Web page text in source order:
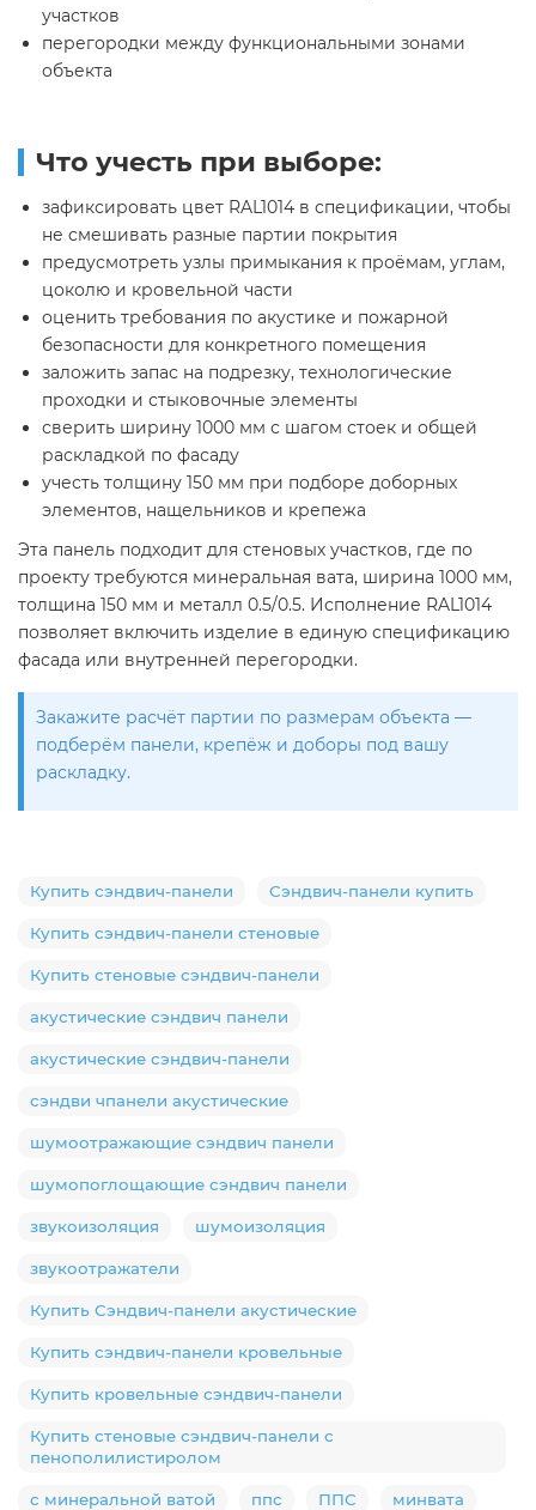
участков
перегородки между функциональными зонами
объекта
Что учесть при выборе:
зафиксировать цвет RAL1014 в спецификации, чтобы
не смешивать разные партии покрытия
предусмотреть узлы примыкания к проёмам, углам,
цоколю и кровельной части
оценить требования по акустике и пожарной
безопасности для конкретного помещения
заложить запас на подрезку, технологические
проходки и стыковочные элементы
сверить ширину 1000 мм с шагом стоек и общей
раскладкой по фасаду
учесть толщину 150 мм при подборе доборных
элементов, нащельников и крепежа
Эта панель подходит для стеновых участков, где по
проекту требуются минеральная вата, ширина 1000 мм,
толщина 150 мм и металл 0.5/0.5. Исполнение RAL1014
позволяет включить изделие в единую спецификацию
фасада или внутренней перегородки.
Закажите расчёт партии по размерам объекта —
подберём панели, крепёж и доборы под вашу
раскладку.
Купить сэндвич-панели Сэндвич-панели купить
Купить сэндвич-панели стеновые
Купить стеновые сэндвич-панели
акустические сэндвич панели
акустические сэндвич-панели
сэндви чпанели акустические
шумоотражающие сэндвич панели
шумопоглощающие сэндвич панели
звукоизоляция шумоизоляция
звукоотражатели
Купить Сэндвич-панели акустические
Купить сэндвич-панели кровельные
Купить кровельные сэндвич-панели
Купить стеновые сэндвич-панели с
пенополилистиролом
с минеральной ватой ппс ППС минвата